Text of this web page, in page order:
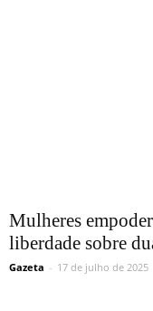
Mulheres
liberdade sobre
Gazeta - 17 de julho de 2025